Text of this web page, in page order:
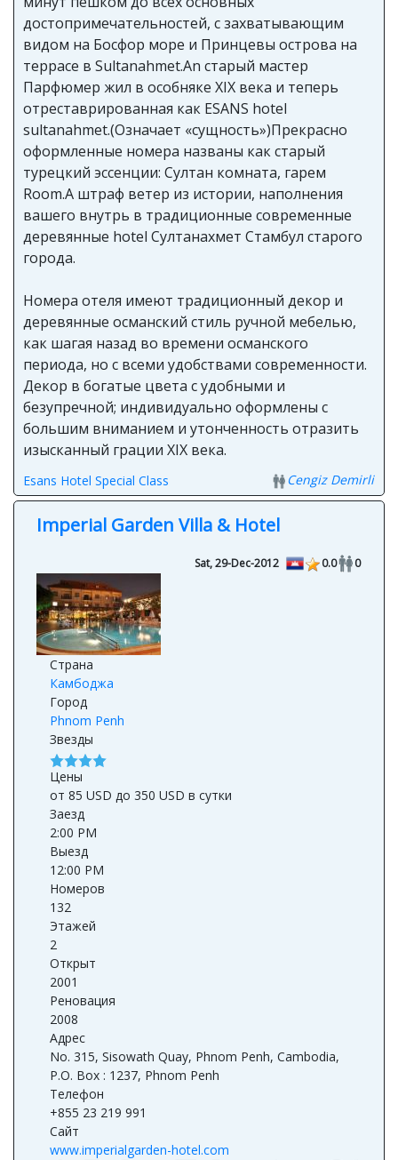
достопримечательностей, с захватывающим
видом на Босфор море и Принцевы острова на
террасе в Sultanahmet.An старый мастер
Парфюмер жил в особняке XIX века и теперь
отреставрированная как ESANS hotel
sultanahmet.(Означает «сущность»)Прекрасно
оформленные номера названы как старый
турецкий эссенции: Султан комната, гарем
Room.A штраф ветер из истории, наполнения
вашего внутрь в традиционные современные
деревянные hotel Султанахмет Стамбул старого
города.
Номера отеля имеют традиционный декор и
деревянные османский стиль ручной мебелью,
как шагая назад во времени османского
периода, но с всеми удобствами современности.
Декор в богатые цвета с удобными и
безупречной; индивидуально оформлены с
большим вниманием и утонченность отразить
изысканный грации XIX века.
Esans Hotel Special Class Cengiz Demirli
Imperial Garden Villa & Hotel
Sat, 29-Dec-2012 0.0 0
Страна
Камбоджа
Город
Phnom Penh
Звезды
Цены
от 85 USD до 350 USD в сутки
Заезд
2:00 PM
Выезд
12:00 PM
Номеров
132
Этажей
2
Открыт
2001
Реновация
2008
Адрес
No. 315, Sisowath Quay, Phnom Penh, Cambodia,
P.O. Box : 1237, Phnom Penh
Телефон
+855 23 219 991
Сайт
www.imperialgarden-hotel.com